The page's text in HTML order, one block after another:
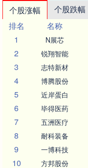
个股涨幅 个股跌幅
排名
名称
1
N展芯
2 锐翔智能
3 志特新材
4 博腾股份
5 近岸蛋白
6 毕得医药
7 五洲医疗
8 耐科装备
9 一博科技
10 方邦股份